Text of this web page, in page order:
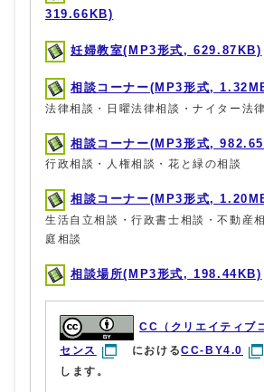
319.66KB)
妊婦教室(MP3形式, 629.87KB)
相談コーナー(MP3形式,
法律相談・日曜法律相談・ナイター法
相談コーナー(MP3形式,
行政相談・人権相談・花と緑の相談
相談コーナー(MP3形式,
生活自立相談・行政書士相談・不動産
庭相談
相談場所(MP3形式, 198.44KB)
CC（クリエイティブ
センス
におけるCC-BY4.0
します。